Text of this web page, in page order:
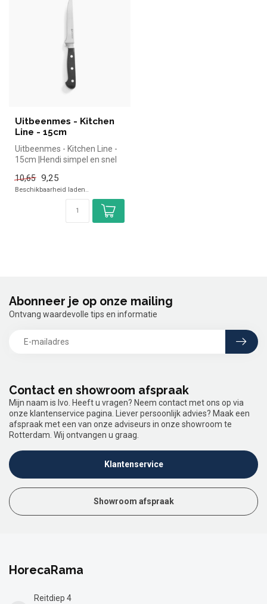
Uitbeenmes - Kitchen
Line - 15cm
Uitbeenmes - Kitchen Line -
15cm |Hendi simpel en snel
10,65 9,25
Beschikbaarheid laden..
Contact en showroom afspraak
Mijn naam is Ivo. Heeft u vragen? Neem contact met ons op via
onze klantenservice pagina. Liever persoonlijk advies? Maak een
afspraak met een van onze adviseurs in onze showroom te
Rotterdam. Wij ontvangen u graag.
Klantenservice
Showroom afspraak
Abonneer je op onze mailing
Ontvang waardevolle tips en informatie
HorecaRama
Reitdiep 4